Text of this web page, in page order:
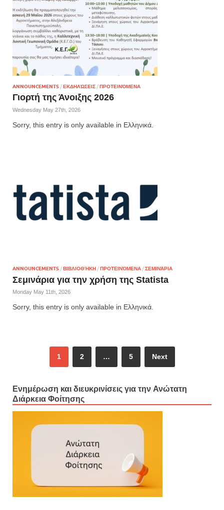
ANNOUNCEMENTS /ΕΚΔΗΛΏΣΕΙΣ /ΠΡΟΤΕΙΝΌΜΕΝΑ
Γιορτή της Άνοιξης 2026
Wednesday May 27th, 2026
Sorry, this entry is only available in Ελληνικά.
ANNOUNCEMENTS /ΒΙΒΛΙΟΘΉΚΗ /ΠΡΟΤΕΙΝΌΜΕΝΑ /ΣΕΜΙΝΆΡΙΑ
Σεμινάρια για την χρήση της Statista
Monday May 11th, 2026
Sorry, this entry is only available in Ελληνικά.
1 2 … 5 Next
Ενημέρωση και διευκρινίσεις για την Ανώτατη
Διάρκεια Φοίτησης